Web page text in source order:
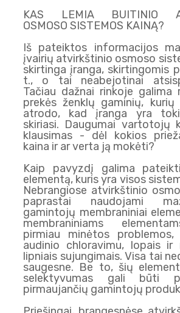
KAS LEMIA BUITINIO
OSMOSO SISTEMOS KAINĄ?
Iš pateiktos informacijos
įvairių atvirkštinio osmoso
skirtinga įranga, skirtingomis
t., o tai neabejotinai
Tačiau dažnai rinkoje galima
prekės ženklų gaminių,
atrodo, kad įranga yra
skiriasi. Daugumai vartotojų
klausimas - dėl kokios
kaina ir ar verta ją mokėti?
Kaip pavyzdį galima
elementą, kuris yra visos
Nebrangiose atvirkštinio
paprastai naudojami
gamintojų membraniniai
membraniniams
pirmiau minėtos problemos,
audinio chloravimu, lopais ir
lipniais sujungimais. Visa tai
saugesne. Be to, šių
selektyvumas gali būti
pirmaujančių gamintojų